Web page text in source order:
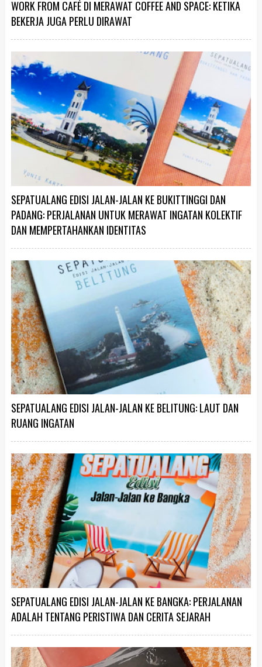
WORK FROM CAFÉ DI MERAWAT COFFEE AND SPACE: KETIKA
BEKERJA JUGA PERLU DIRAWAT
SEPATUALANG EDISI JALAN-JALAN KE BUKITTINGGI DAN
PADANG: PERJALANAN UNTUK MERAWAT INGATAN KOLEKTIF
DAN MEMPERTAHANKAN IDENTITAS
SEPATUALANG EDISI JALAN-JALAN KE BELITUNG: LAUT DAN
RUANG INGATAN
SEPATUALANG EDISI JALAN-JALAN KE BANGKA: PERJALANAN
ADALAH TENTANG PERISTIWA DAN CERITA SEJARAH